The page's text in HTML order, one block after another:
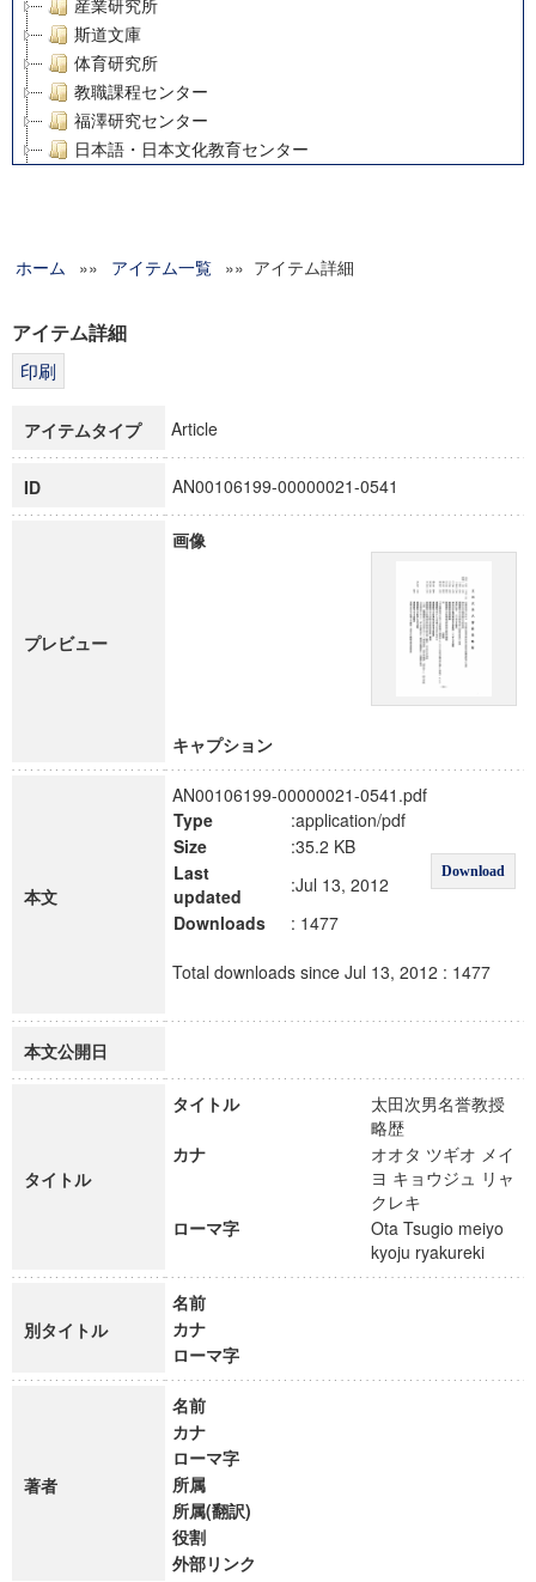
産業研究所
斯道文庫
体育研究所
教職課程センター
福澤研究センター
日本語・日本文化教育センター
グローバルリサーチインスティテュート
科学研究費補助金研究成果報告書
博士課程教育リーディングプログラム「超成熟社会発展のサ
ホーム »» アイテム一覧 »» アイテム詳細
アイテム詳細
アイテムタイプ Article
ID AN00106199-00000021-0541
プレビュー
画像
キャプション
本文
AN00106199-00000021-0541.pdf
Type
:application/pdf
Download
Size
:35.2 KB
Last
updated
:Jul 13, 2012
Downloads
: 1477
Total downloads since Jul 13, 2012 : 1477
本文公開日
タイトル
タイトル
太田次男名誉教授
略歴
カナ
オオタ ツギオ メイ
ヨ キョウジュ リャ
クレキ
ローマ字
Ota Tsugio meiyo
kyoju ryakureki
別タイトル
名前
カナ
ローマ字
著者
名前
カナ
ローマ字
所属
所属(翻訳)
役割
外部リンク